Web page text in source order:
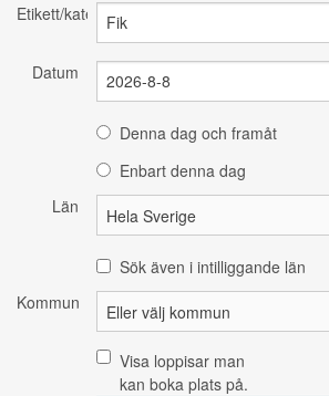
Etikett/kategori
Datum
Denna dag och framåt
Enbart denna dag
Län
Sök även i intilliggande län
Kommun
Visa loppisar man
kan boka plats på.